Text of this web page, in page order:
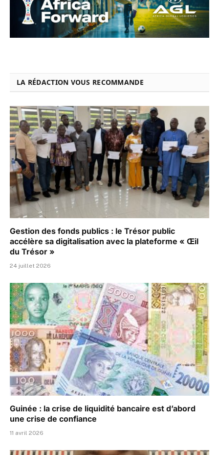
LA RÉDACTION VOUS RECOMMANDE
Gestion des fonds publics : le Trésor public
accélère sa digitalisation avec la plateforme « Œil
du Trésor »
24 juillet 2026
Guinée : la crise de liquidité bancaire est d’abord
une crise de confiance
11 avril 2026